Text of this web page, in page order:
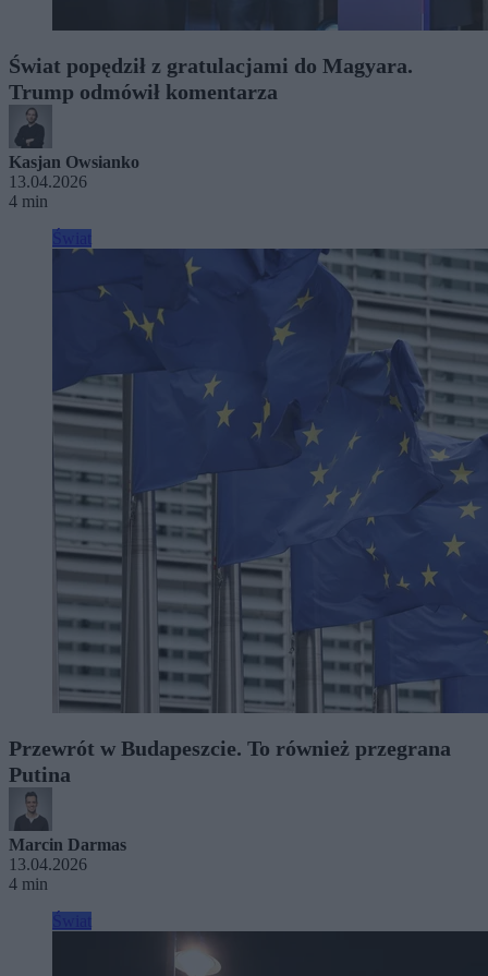
Świat popędził z gratulacjami do Magyara.
Trump odmówił komentarza
Kasjan Owsianko
13.04.2026
4 min
Przewrót w Budapeszcie. To również przegrana
Putina
Marcin Darmas
13.04.2026
4 min